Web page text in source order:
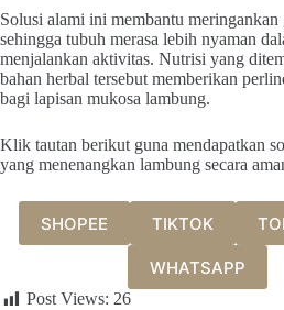
Solusi alami ini membantu
sehingga tubuh merasa lebih nyaman
menjalankan aktivitas. Nutrisi yang
bahan herbal tersebut memberikan
bagi lapisan mukosa lambung.
Klik tautan berikut guna mendapatkan
yang menenangkan lambung secara
SHOPEE TIKTOK
WHATSAPP
Post Views: 26